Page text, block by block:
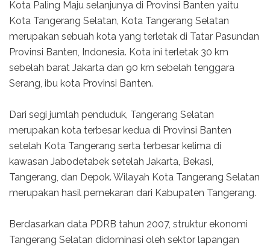
Kota Paling Maju selanjunya di Provinsi Banten yaitu
Kota Tangerang Selatan, Kota Tangerang Selatan
merupakan sebuah kota yang terletak di Tatar Pasundan
Provinsi Banten, Indonesia. Kota ini terletak 30 km
sebelah barat Jakarta dan 90 km sebelah tenggara
Serang, ibu kota Provinsi Banten.
Dari segi jumlah penduduk, Tangerang Selatan
merupakan kota terbesar kedua di Provinsi Banten
setelah Kota Tangerang serta terbesar kelima di
kawasan Jabodetabek setelah Jakarta, Bekasi,
Tangerang, dan Depok. Wilayah Kota Tangerang Selatan
merupakan hasil pemekaran dari Kabupaten Tangerang.
Berdasarkan data PDRB tahun 2007, struktur ekonomi
Tangerang Selatan didominasi oleh sektor lapangan